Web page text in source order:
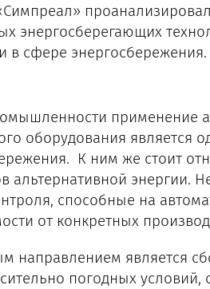
энергосберегающих
в сфере энергосбережения.
применение
оборудования является
К ним же стоит
альтернативной энергии.
способные на
от конкретных
направлением является
погодных